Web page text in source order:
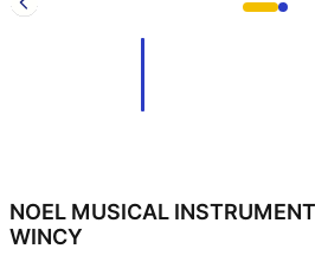
NOEL MUSICAL
WINCY